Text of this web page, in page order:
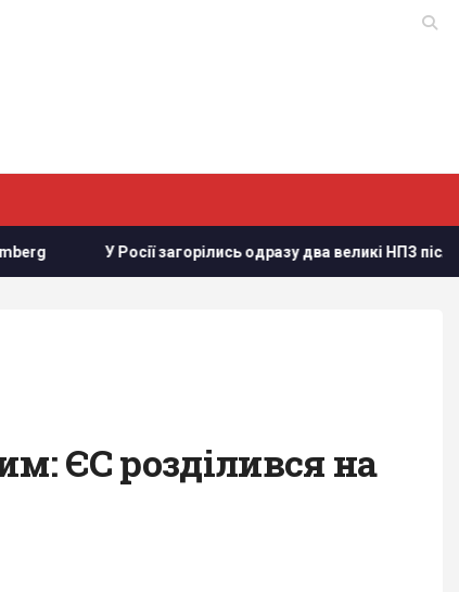
загорілись одразу два великі НПЗ після атаки українських
ЄС розділився на